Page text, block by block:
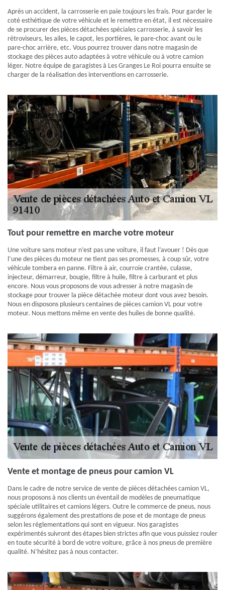
Après un accident, la carrosserie en paie toujours les frais. Pour garder le
coté esthétique de votre véhicule et le remettre en état, il est nécessaire
de se procurer des pièces détachées spéciales carrosserie, à savoir les
rétroviseurs, les ailes, le capot, les portières, le pare-choc avant ou le
pare-choc arrière, etc. Vous pourrez trouver dans notre magasin de
stockage des pièces auto adaptées à votre véhicule ou à votre camion
léger. Notre équipe de garagistes à Les Granges Le Roi pourra ensuite se
charger de la réalisation des interventions en carrosserie.
Tout pour remettre en marche votre moteur
Une voiture sans moteur n’est pas une voiture, il faut l’avouer ! Dès que
l’une des pièces du moteur ne tient pas ses promesses, à coup sûr, votre
véhicule tombera en panne. Filtre à air, courroie crantée, culasse,
injecteur, démarreur, bougie, filtre à huile, filtre à carburant et plus
encore. Nous vous proposons de vous adresser à notre magasin de
stockage pour trouver la pièce détachée moteur dont vous avez besoin.
Nous en disposons plusieurs centaines de pièces camion VL pour votre
moteur. Nous mettons même en vente des huiles de bonne qualité.
Vente et montage de pneus pour camion VL
Dans le cadre de notre service de vente de pièces détachées camion VL,
nous proposons à nos clients un éventail de modèles de pneumatique
spéciale utilitaires et camions légers. Outre le commerce de pneus, nous
suggérons également des prestations de pose et de montage de pneus
selon les réglementations qui sont en vigueur. Nos garagistes
expérimentés suivront des étapes bien strictes afin que vous puissiez rouler
en toute sécurité à bord de votre voiture, grâce à nos pneus de première
qualité. N’hésitez pas à nous contacter.